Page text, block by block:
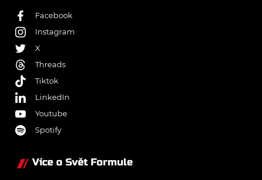
Facebook
Instagram
X
Threads
Tiktok
LinkedIn
Youtube
Spotify
Více o Svět Formule